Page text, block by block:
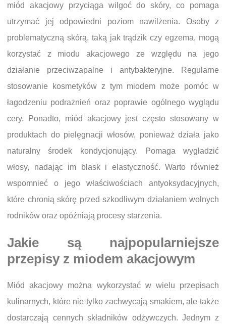
miód akacjowy przyciąga wilgoć do skóry, co pomaga
utrzymać jej odpowiedni poziom nawilżenia. Osoby z
problematyczną skórą, taką jak trądzik czy egzema, mogą
korzystać z miodu akacjowego ze względu na jego
działanie przeciwzapalne i antybakteryjne. Regularne
stosowanie kosmetyków z tym miodem może pomóc w
łagodzeniu podrażnień oraz poprawie ogólnego wyglądu
cery. Ponadto, miód akacjowy jest często stosowany w
produktach do pielęgnacji włosów, ponieważ działa jako
naturalny środek kondycjonujący. Pomaga wygładzić
włosy, nadając im blask i elastyczność. Warto również
wspomnieć o jego właściwościach antyoksydacyjnych,
które chronią skórę przed szkodliwym działaniem wolnych
rodników oraz opóźniają procesy starzenia.
Jakie są najpopularniejsze
przepisy z miodem akacjowym
Miód akacjowy można wykorzystać w wielu przepisach
kulinarnych, które nie tylko zachwycają smakiem, ale także
dostarczają cennych składników odżywczych. Jednym z